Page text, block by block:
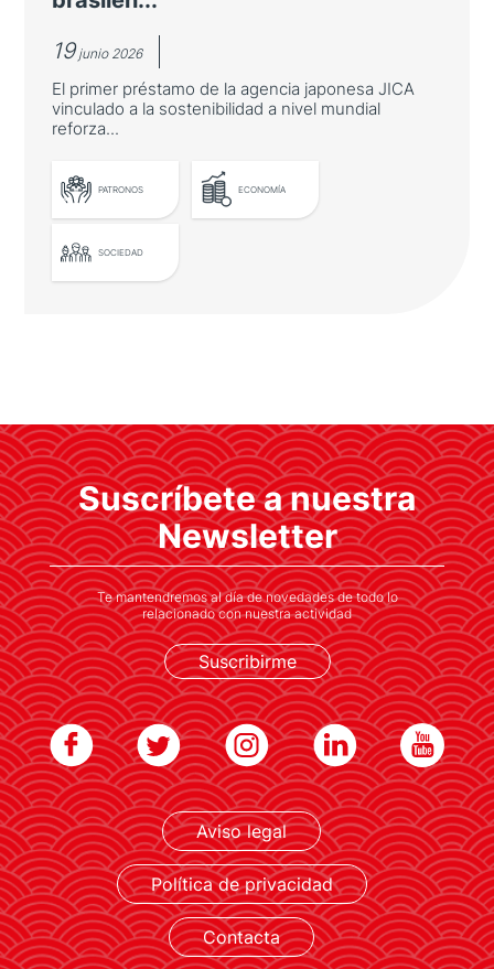
LEER MÁS
19junio 2026
El primer préstamo de la agencia japonesa JICA
vinculado a la sostenibilidad a nivel mundial
reforza...
PATRONOS ECONOMÍA
SOCIEDAD
brasileño de Bahía
El primer préstamo de la agencia japonesa
JICA vinculado a la sostenibilidad a nivel
mundial reforzará el suministro eléctrico en
el estado
LEER MÁS
Suscríbete a nuestra
Newsletter
Te mantendremos al día de novedades de todo lo
relacionado con nuestra actividad
Suscribirme
Aviso legal
Política de privacidad
Contacta